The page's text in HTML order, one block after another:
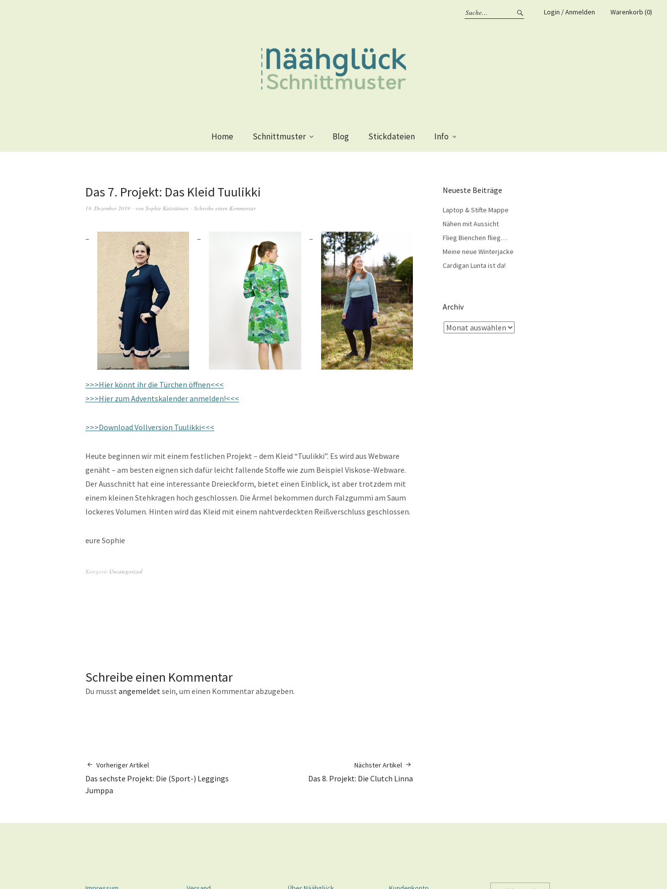
Login / Anmelden Warenkorb (0)
Home Schnittmuster Blog Stickdateien Info
Das 7. Projekt: Das Kleid Tuulikki
19. Dezember 2019 von Sophie Kääriäinen Schreibe einen Kommentar
>>>Hier könnt ihr die Türchen öffnen<<<
>>>Hier zum Adventskalender anmelden!<<<
>>>Download Vollversion Tuulikki<<<
Heute beginnen wir mit einem festlichen Projekt – dem Kleid “Tuulikki”. Es wird aus Webware
genäht – am besten eignen sich dafür leicht fallende Stoffe wie zum Beispiel Viskose-Webware.
Der Ausschnitt hat eine interessante Dreieckform, bietet einen Einblick, ist aber trotzdem mit
einem kleinen Stehkragen hoch geschlossen. Die Ärmel bekommen durch Falzgummi am Saum
lockeres Volumen. Hinten wird das Kleid mit einem nahtverdeckten Reißverschluss geschlossen.
eure Sophie
Kategorie Uncategorized
Schreibe einen Kommentar
Du musst angemeldet sein, um einen Kommentar abzugeben.
Vorheriger Artikel
Das sechste Projekt: Die (Sport-) Leggings
Jumppa
Nächster Artikel
Das 8. Projekt: Die Clutch Linna
Neueste Beiträge
Laptop & Stifte Mappe
Nähen mit Aussicht
Flieg Bienchen flieg…
Meine neue Winterjacke
Cardigan Lunta ist da!
Archiv